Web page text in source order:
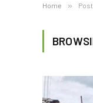
Home »